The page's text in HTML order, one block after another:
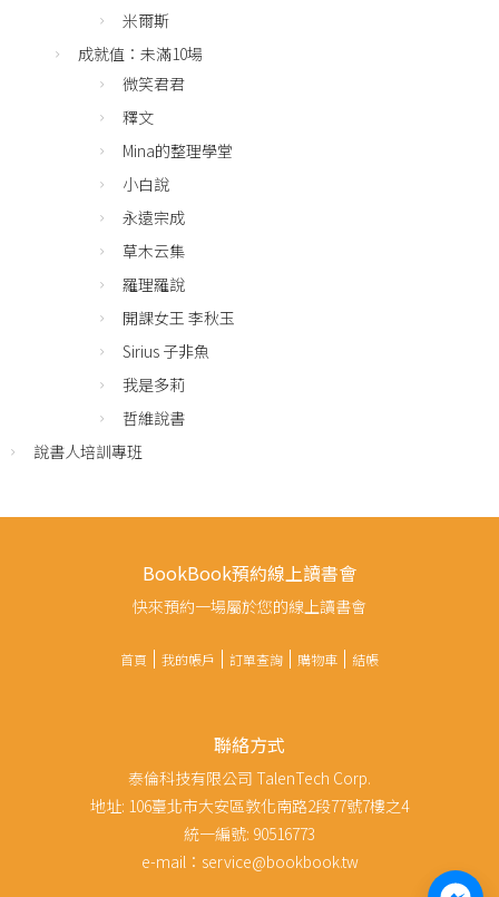
米爾斯
成就值：未滿10場
微笑君君
釋文
Mina的整理學堂
小白說
永遠宗成
草木云集
羅理羅說
開課女王 李秋玉
Sirius 子非魚
我是多莉
哲維說書
說書人培訓專班
BookBook預約線上讀書會
快來預約一場屬於您的線上讀書會
首頁 我的帳戶 訂單查詢 購物車 結帳
聯絡方式
泰倫科技有限公司 TalenTech Corp.
地址: 106臺北市大安區敦化南路2段77號7樓之4
統一編號: 90516773
e-mail：service@bookbook.tw